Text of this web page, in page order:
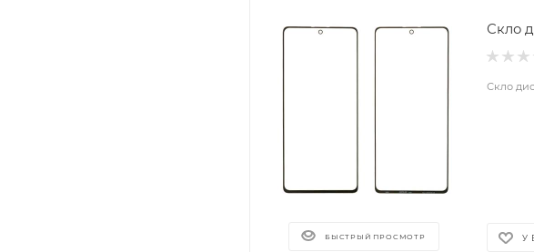
БЫСТРЫЙ ПРОСМОТР
Скло
Скло
У